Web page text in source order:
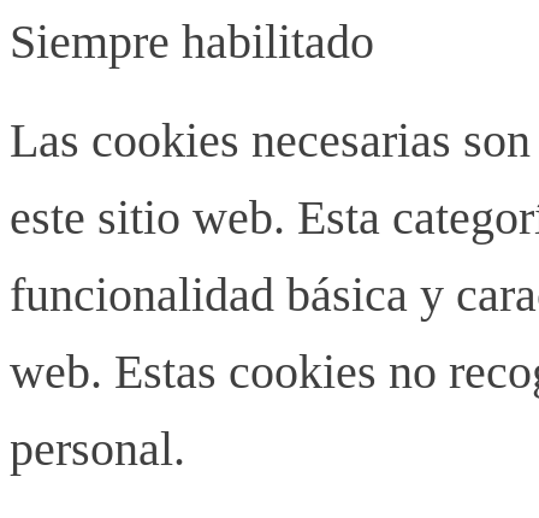
Siempre habilitado
Las cookies necesarias
este sitio web. Esta
funcionalidad básica y
web. Estas cookies no
personal.